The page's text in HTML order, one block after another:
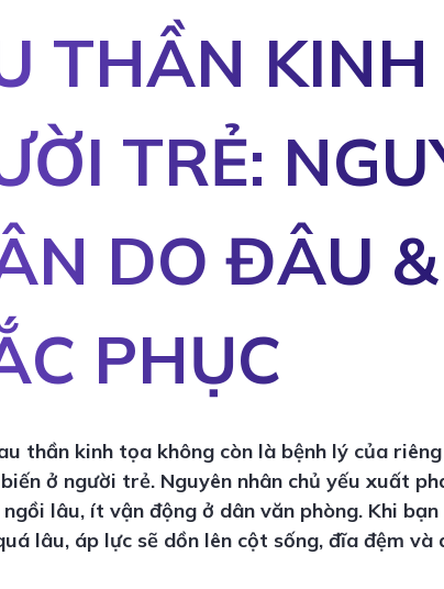
THẦN KINH
TRẺ:
DO ĐÂU
PHỤC
thần kinh tọa không còn là bệnh lý của
ở người trẻ. Nguyên nhân chủ yếu xuất
lâu, ít vận động ở dân văn phòng. Khi
lâu, áp lực sẽ dồn lên cột sống, đĩa đệm và